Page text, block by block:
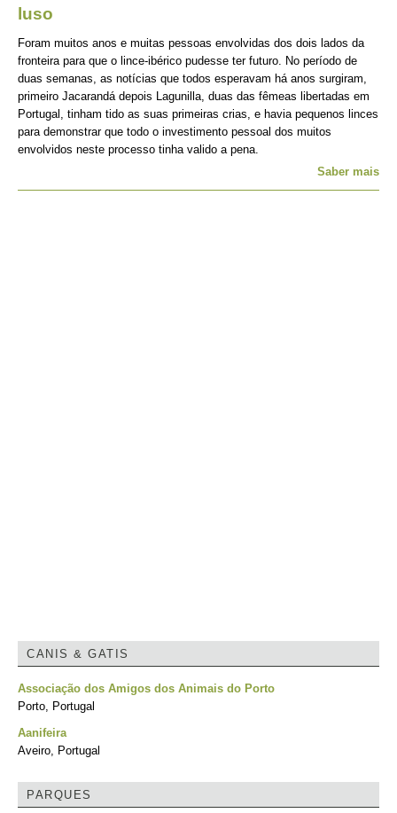
luso
Foram muitos anos e muitas pessoas envolvidas dos dois lados da
fronteira para que o lince-ibérico pudesse ter futuro. No período de
duas semanas, as notícias que todos esperavam há anos surgiram,
primeiro Jacarandá depois Lagunilla, duas das fêmeas libertadas em
Portugal, tinham tido as suas primeiras crias, e havia pequenos linces
para demonstrar que todo o investimento pessoal dos muitos
envolvidos neste processo tinha valido a pena.
Saber mais
CANIS & GATIS
Associação dos Amigos dos Animais do Porto
Porto, Portugal
Aanifeira
Aveiro, Portugal
PARQUES